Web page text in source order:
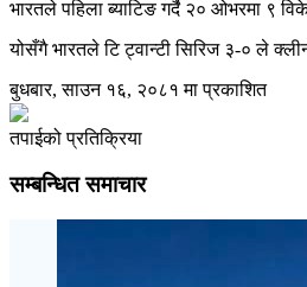
भारतले पहिला ब्याटिङ गर्दै २० ओभरमा ९
योसँगै भारतले टि ट्वान्टी सिरिज ३-० ले
बुधबार, साउन १६, २०८१ मा प्रकाशित
तपाईको प्रतिक्रिया
सम्बन्धित समाचार